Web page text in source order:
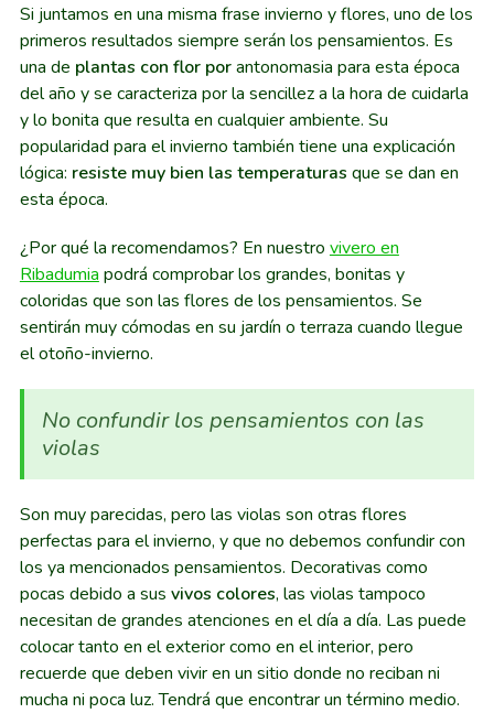
Si juntamos en una misma frase invierno y flores, uno de los
primeros resultados siempre serán los pensamientos. Es
una de plantas con flor porantonomasia para esta época
del año y se caracteriza por la sencillez a la hora de cuidarla
y lo bonita que resulta en cualquier ambiente. Su
popularidad para el invierno también tiene una explicación
lógica: resiste muy bien las temperaturas que se dan en
esta época.
¿Por qué la recomendamos? En nuestro vivero en
Ribadumia podrá comprobar los grandes, bonitas y
coloridas que son las flores de los pensamientos. Se
sentirán muy cómodas en su jardín o terraza cuando llegue
el otoño-invierno.
No confundir los pensamientos con las
violas
Son muy parecidas, pero las violas son otras flores
perfectas para el invierno, y que no debemos confundir con
los ya mencionados pensamientos. Decorativas como
pocas debido a sus vivos colores, las violas tampoco
necesitan de grandes atenciones en el día a día. Las puede
colocar tanto en el exterior como en el interior, pero
recuerde que deben vivir en un sitio donde no reciban ni
mucha ni poca luz. Tendrá que encontrar un término medio.